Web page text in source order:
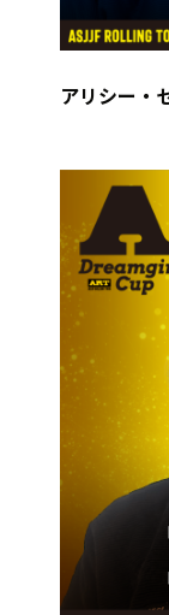
アリシー・